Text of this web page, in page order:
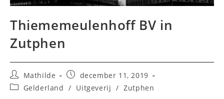
Thiememeulenhoff BV in
Zutphen
Bericht
auteur:
Mathilde
Bericht
gepubliceerd
op:
december 11, 2019
Berichtcategorie:
Gelderland / Uitgeverij / Zutphen